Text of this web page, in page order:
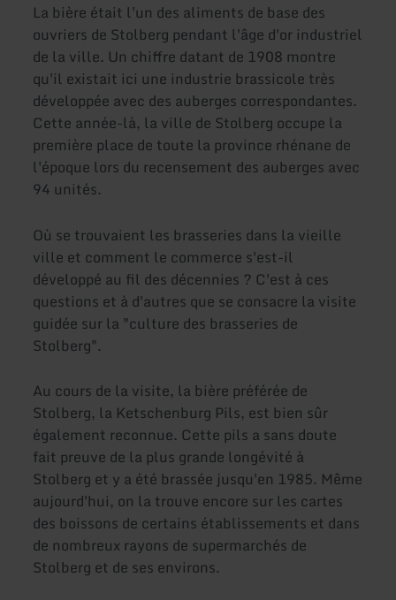
La bière était l'un des aliments de base des
ouvriers de Stolberg pendant l'âge d'or industriel
de la ville. Un chiffre datant de 1908 montre
qu'il existait ici une industrie brassicole très
développée avec des auberges correspondantes.
Cette année-là, la ville de Stolberg occupe la
première place de toute la province rhénane de
l'époque lors du recensement des auberges avec
94 unités.
Où se trouvaient les brasseries dans la vieille
ville et comment le commerce s'est-il
développé au fil des décennies ? C'est à ces
questions et à d'autres que se consacre la visite
guidée sur la "culture des brasseries de
Stolberg".
Au cours de la visite, la bière préférée de
Stolberg, la Ketschenburg Pils, est bien sûr
également reconnue. Cette pils a sans doute
fait preuve de la plus grande longévité à
Stolberg et y a été brassée jusqu'en 1985. Même
aujourd'hui, on la trouve encore sur les cartes
des boissons de certains établissements et dans
de nombreux rayons de supermarchés de
Stolberg et de ses environs.